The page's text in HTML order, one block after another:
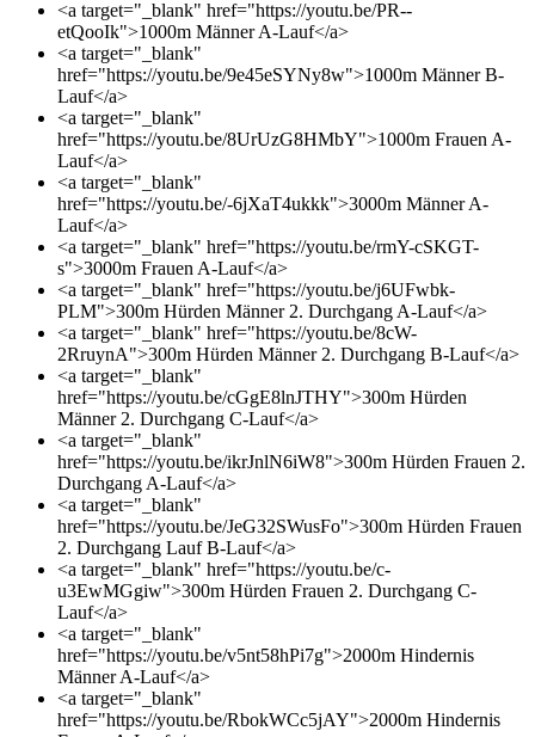
<a target="_blank" href="https://youtu.be/PR--
etQooIk">1000m Männer A-Lauf</a>
<a target="_blank"
href="https://youtu.be/9e45eSYNy8w">1000m Männer B-
Lauf</a>
<a target="_blank"
href="https://youtu.be/8UrUzG8HMbY">1000m Frauen A-
Lauf</a>
<a target="_blank"
href="https://youtu.be/-6jXaT4ukkk">3000m Männer A-
Lauf</a>
<a target="_blank" href="https://youtu.be/rmY-cSKGT-
s">3000m Frauen A-Lauf</a>
<a target="_blank" href="https://youtu.be/j6UFwbk-
PLM">300m Hürden Männer 2. Durchgang A-Lauf</a>
<a target="_blank" href="https://youtu.be/8cW-
2RruynA">300m Hürden Männer 2. Durchgang B-Lauf</a>
<a target="_blank"
href="https://youtu.be/cGgE8lnJTHY">300m Hürden
Männer 2. Durchgang C-Lauf</a>
<a target="_blank"
href="https://youtu.be/ikrJnlN6iW8">300m Hürden Frauen 2.
Durchgang A-Lauf</a>
<a target="_blank"
href="https://youtu.be/JeG32SWusFo">300m Hürden Frauen
2. Durchgang Lauf B-Lauf</a>
<a target="_blank" href="https://youtu.be/c-
u3EwMGgiw">300m Hürden Frauen 2. Durchgang C-
Lauf</a>
<a target="_blank"
href="https://youtu.be/v5nt58hPi7g">2000m Hindernis
Männer A-Lauf</a>
<a target="_blank"
href="https://youtu.be/RbokWCc5jAY">2000m Hindernis